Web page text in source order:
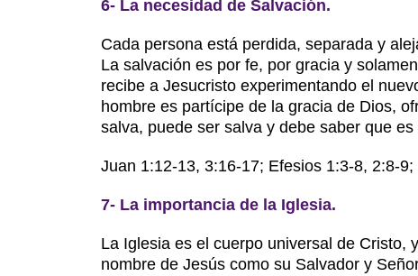
6- La necesidad de Salvación.
Cada persona está perdida, separada y
La salvación es por fe, por gracia y
recibe a Jesucristo experimentando el
hombre es partícipe de la gracia de Dios,
salva, puede ser salva y debe saber que es
Juan 1:12-13, 3:16-17; Efesios 1:3-8, 2:8-
7- La importancia de la Iglesia.
La Iglesia es el cuerpo universal de Cristo,
nombre de Jesús como su Salvador y